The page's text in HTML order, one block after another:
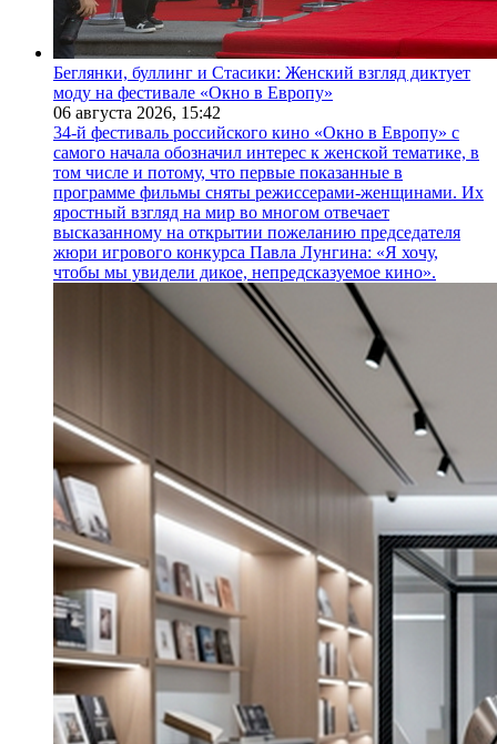
Беглянки, буллинг и Стасики: Женский взгляд диктует
моду на фестивале «Окно в Европу»
06 августа 2026, 15:42
34-й фестиваль российского кино «Окно в Европу» с
самого начала обозначил интерес к женской тематике, в
том числе и потому, что первые показанные в
программе фильмы сняты режиссерами-женщинами. Их
яростный взгляд на мир во многом отвечает
высказанному на открытии пожеланию председателя
жюри игрового конкурса Павла Лунгина: «Я хочу,
чтобы мы увидели дикое, непредсказуемое кино».